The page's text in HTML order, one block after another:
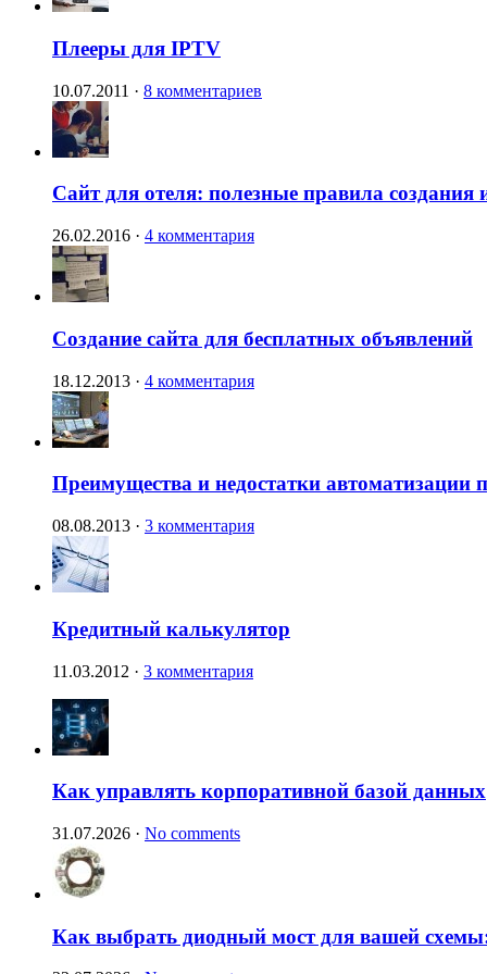
Плееры для IPTV
10.07.2011 · 8 комментариев
Сайт для отеля: полезные правила создания
26.02.2016 · 4 комментария
Создание сайта для бесплатных объявлений
18.12.2013 · 4 комментария
Преимущества и недостатки автоматизации
08.08.2013 · 3 комментария
Кредитный калькулятор
11.03.2012 · 3 комментария
Как управлять корпоративной базой данных
31.07.2026 · No comments
Как выбрать диодный мост для вашей